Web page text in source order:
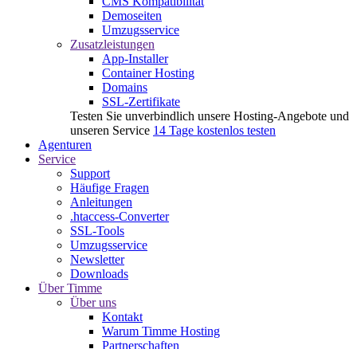
Demoseiten
Umzugsservice
Zusatzleistungen
App-Installer
Container Hosting
Domains
SSL-Zertifikate
Testen Sie unverbindlich unsere Hosting-Angebote und
unseren Service 14 Tage kostenlos testen
Agenturen
Service
Support
Häufige Fragen
Anleitungen
.htaccess-Converter
SSL-Tools
Umzugsservice
Newsletter
Downloads
Über Timme
Über uns
Kontakt
Warum Timme Hosting
Partnerschaften